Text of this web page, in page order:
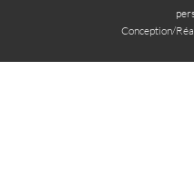
Conception/